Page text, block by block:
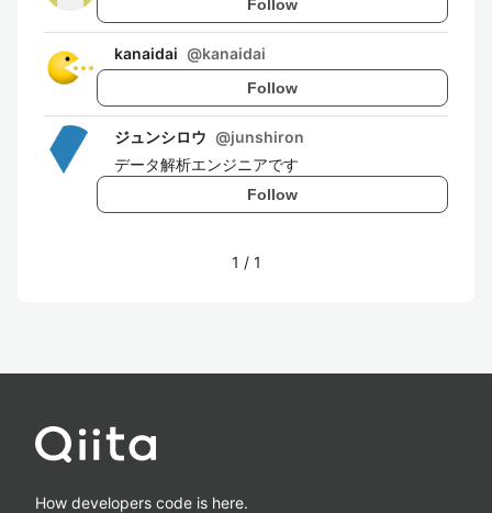
Follow
kanaidai @kanaidai
Follow
ジュンシロウ @junshiron
データ解析エンジニアです
Follow
1 / 1
How developers code is here.